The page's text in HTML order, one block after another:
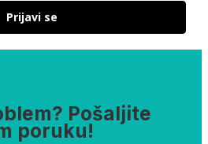
Prijavi se
Pošaljite
poruku!